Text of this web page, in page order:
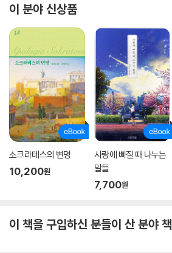
이 분야 신상품
소크라테스의 변명
10,200원
사랑에 빠질 때 나누는
말들
7,700원
이 책을 구입하신 분들이 산 분야 책